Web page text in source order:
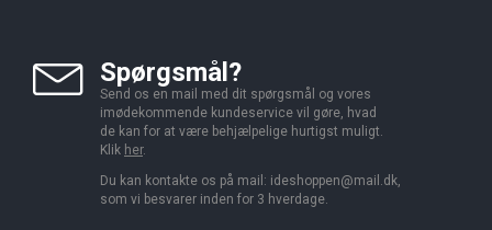
Spørgsmål?
Send os en mail med dit spørgsmål og vores
imødekommende kundeservice vil gøre, hvad
de kan for at være behjælpelige hurtigst muligt.
Klik her.
Du kan kontakte os på mail: ideshoppen@mail.dk,
som vi besvarer inden for 3 hverdage.